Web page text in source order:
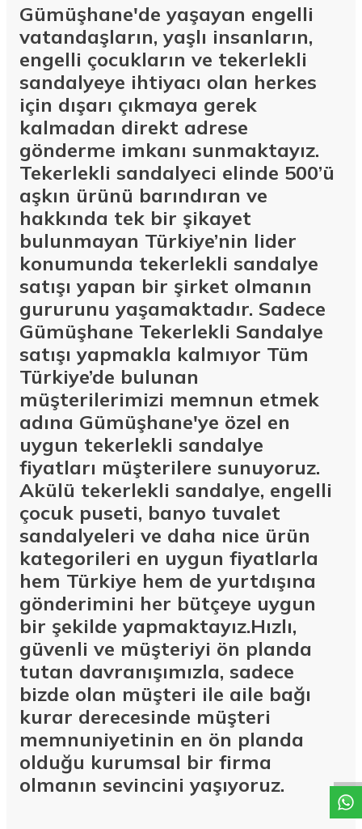
Gümüşhane'de yaşayan engelli
vatandaşların, yaşlı insanların,
engelli çocukların ve tekerlekli
sandalyeye ihtiyacı olan herkes
için dışarı çıkmaya gerek
kalmadan direkt adrese
gönderme imkanı sunmaktayız.
Tekerlekli sandalyeci elinde 500’ü
aşkın ürünü barındıran ve
hakkında tek bir şikayet
bulunmayan Türkiye’nin lider
konumunda tekerlekli sandalye
satışı yapan bir şirket olmanın
gururunu yaşamaktadır. Sadece
Gümüşhane Tekerlekli Sandalye
satışı yapmakla kalmıyor Tüm
Türkiye’de bulunan
müşterilerimizi memnun etmek
adına Gümüşhane'ye özel en
uygun tekerlekli sandalye
fiyatları müşterilere sunuyoruz.
Akülü tekerlekli sandalye, engelli
çocuk puseti, banyo tuvalet
sandalyeleri ve daha nice ürün
kategorileri en uygun fiyatlarla
hem Türkiye hem de yurtdışına
gönderimini her bütçeye uygun
bir şekilde yapmaktayız.Hızlı,
güvenli ve müşteriyi ön planda
tutan davranışımızla, sadece
bizde olan müşteri ile aile bağı
kurar derecesinde müşteri
memnuniyetinin en ön planda
olduğu kurumsal bir firma
olmanın sevincini yaşıyoruz.